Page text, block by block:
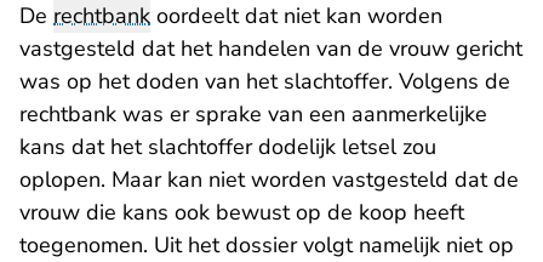
De rechtbank oordeelt dat niet kan worden
vastgesteld dat het handelen van de vrouw gericht
was op het doden van het slachtoffer. Volgens de
rechtbank was er sprake van een aanmerkelijke
kans dat het slachtoffer dodelijk letsel zou
oplopen. Maar kan niet worden vastgesteld dat de
vrouw die kans ook bewust op de koop heeft
toegenomen. Uit het dossier volgt namelijk niet op